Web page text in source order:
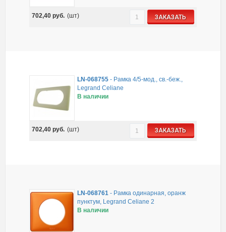
702,40руб. (шт) ЗАКАЗАТЬ
LN-068755 - Рамка 4/5-мод., св.-беж.,
Legrand Celiane
В наличии
702,40руб. (шт) ЗАКАЗАТЬ
LN-068761 - Рамка одинарная, оранж
пунктум, Legrand Celiane 2
В наличии